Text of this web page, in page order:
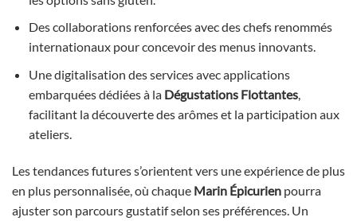
Des collaborations renforcées avec des chefs renommés
internationaux pour concevoir des menus innovants.
Une digitalisation des services avec applications
embarquées dédiées à la Dégustations Flottantes,
facilitant la découverte des arômes et la participation aux
ateliers.
Les tendances futures s’orientent vers une expérience de plus
en plus personnalisée, où chaque Marin Épicurien pourra
ajuster son parcours gustatif selon ses préférences. Un